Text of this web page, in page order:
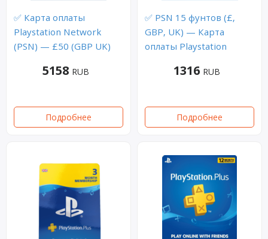
✅ Карта оплаты
Playstation Network
(PSN) — £50 (GBP UK)
5158 RUB
Подробнее
✅ PSN 15 фунтов (£,
GBP, UK) — Карта
оплаты Playstation
1316 RUB
Подробнее